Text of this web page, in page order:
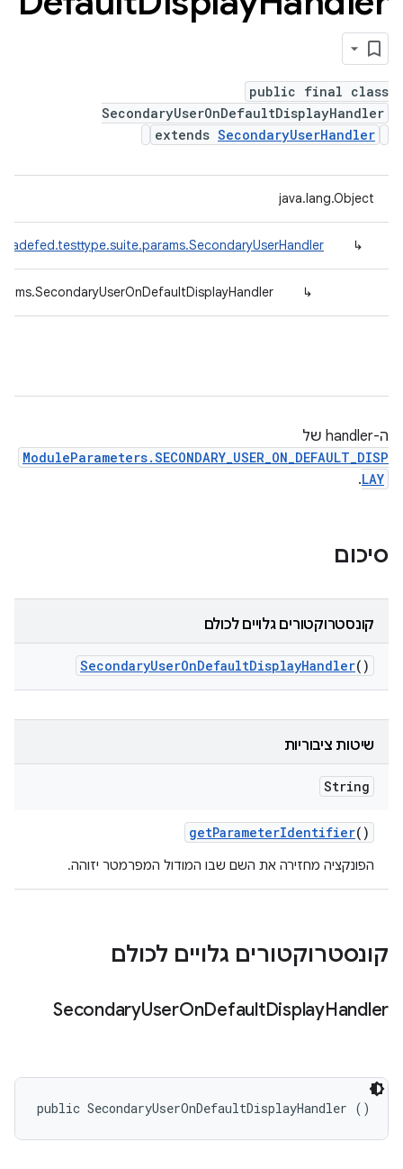
public final class
SecondaryUserOnDefaultDisplayHandler
extends SecondaryUserHandler
java.lang.Object
↳
↳
ה-handler של
ModuleParameters.SECONDARY_USER_ON_DEFAULT_DISP
LAY
.
סיכום
קונסטרוקטורים גלויים לכולם
SecondaryUserOnDefaultDisplayHandler()
שיטות ציבוריות
String
getParameterIdentifier()
הפונקציה מחזירה את השם שבו המודול המפרמטר יזוהה.
קונסטרוקטורים גלויים לכולם
SecondaryUserOnDefaultDisplayHandler
public SecondaryUserOnDefaultDisplayHandler ()